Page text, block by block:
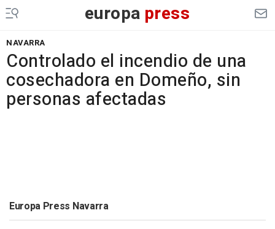
europa press
NAVARRA
Controlado el incendio de una
cosechadora en Domeño, sin
personas afectadas
Europa Press Navarra